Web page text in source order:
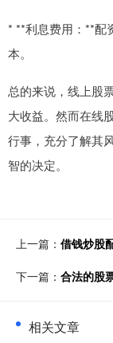
* **利息费用：**配
本。
总的来说，线上股
大收益。然而在线
行事，充分了解其
智的决定。
上一篇： 借钱炒股
下一篇： 合法的股
相关文章